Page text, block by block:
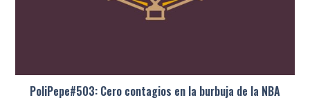
PoliPepe#503: Cero contagios en la burbuja de la NBA